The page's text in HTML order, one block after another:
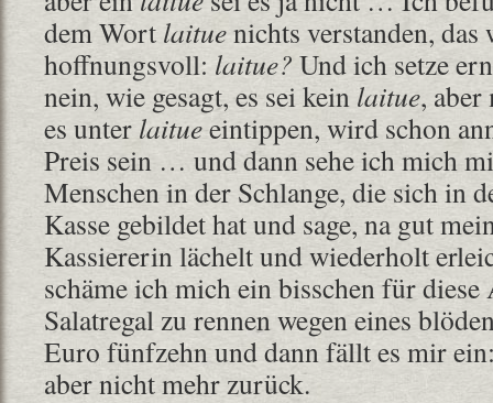
dem Wort laituenichts verstanden,
hoffnungsvoll: laitue? Und ich setze
nein, wie gesagt, es sei kein laitue, aber
es unter laitueeintippen, wird schon
Preis sein … und dann sehe ich mich
Menschen in der Schlange, die sich in
Kasse gebildet hat und sage, na gut
Kassiererin lächelt und wiederholt
schäme ich mich ein bisschen für
Salatregal zu rennen wegen eines
Euro fünfzehn und dann fällt es mir
aber nicht mehr zurück.